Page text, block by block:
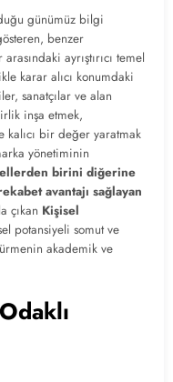
günümüz bilgi
benzer
ayrıştırıcı temel
karar alıcı konumdaki
sanatçılar ve alan
inşa etmek,
bir değer yaratmak
yönetiminin
birini diğerine
avantajı sağlayan
çıkan Kişisel
potansiyeli somut ve
akademik ve